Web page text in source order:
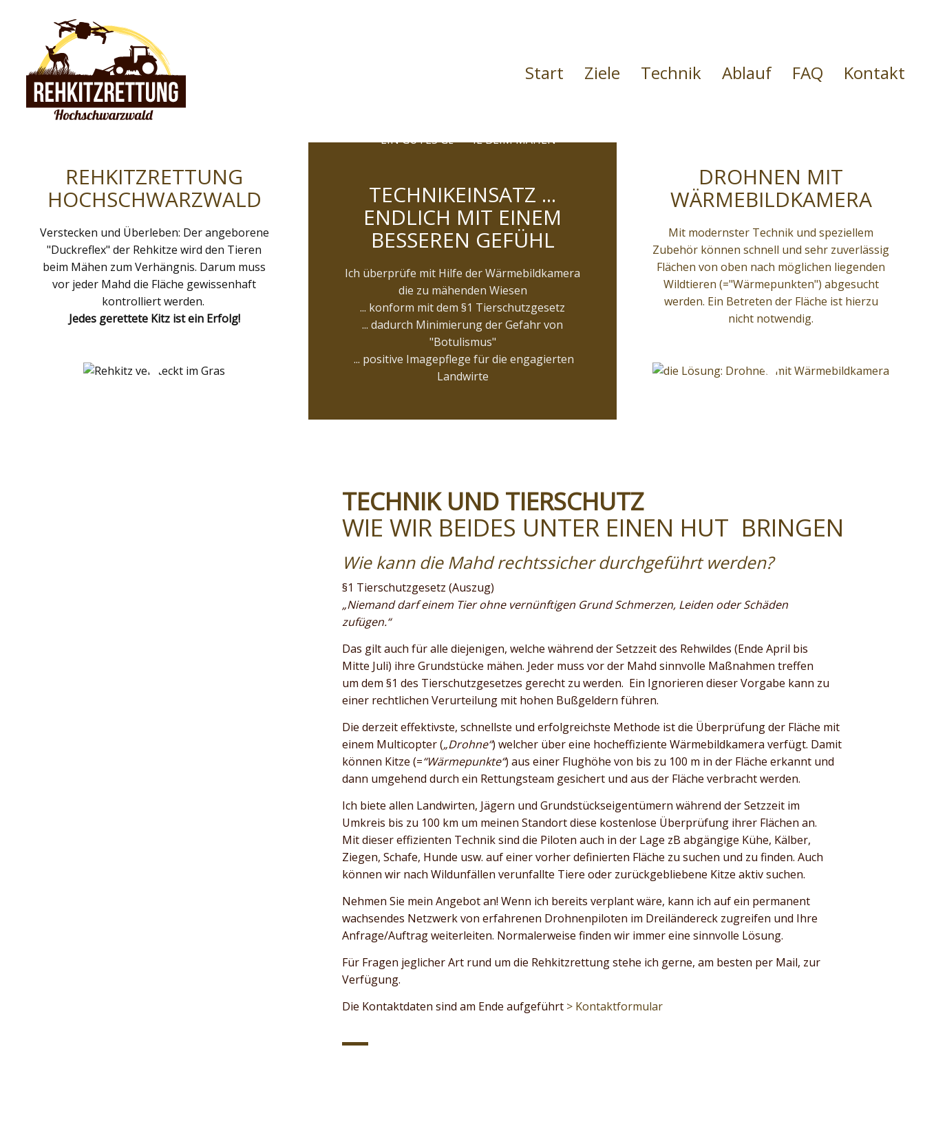
Start Ziele Technik Ablauf FAQ Kontakt
REHKITZRETTUNG
HOCHSCHWARZWALD
Verstecken und Überleben: Der angeborene
"Duckreflex" der Rehkitze wird den Tieren
beim Mähen zum Verhängnis. Darum muss
vor jeder Mahd die Fläche gewissenhaft
kontrolliert werden.
Jedes gerettete Kitz ist ein Erfolg!
DROHNEN MIT
WÄRMEBILDKAMERA
Mit modernster Technik und speziellem
Zubehör können schnell und sehr zuverlässig
Flächen von oben nach möglichen liegenden
Wildtieren (="Wärmepunkten") abgesucht
werden. Ein Betreten der Fläche ist hierzu
nicht notwendig.
TECHNIKEINSATZ ...
ENDLICH MIT EINEM
BESSEREN GEFÜHL
Ich überprüfe mit Hilfe der Wärmebildkamera
die zu mähenden Wiesen
... konform mit dem §1 Tierschutzgesetz
... dadurch Minimierung der Gefahr von
"Botulismus"
... positive Imagepflege für die engagierten
Landwirte
TECHNIK UND TIERSCHUTZ
WIE WIR BEIDES UNTER EINEN HUT BRINGEN
Wie kann die Mahd rechtssicher durchgeführt werden?
§1 Tierschutzgesetz (Auszug)
„Niemand darf einem Tier ohne vernünftigen Grund Schmerzen, Leiden oder Schäden
zufügen.“
Das gilt auch für alle diejenigen, welche während der Setzzeit des Rehwildes (Ende April bis
Mitte Juli) ihre Grundstücke mähen. Jeder muss vor der Mahd sinnvolle Maßnahmen treffen
um dem §1 des Tierschutzgesetzes gerecht zu werden. Ein Ignorieren dieser Vorgabe kann zu
einer rechtlichen Verurteilung mit hohen Bußgeldern führen.
Die derzeit effektivste, schnellste und erfolgreichste Methode ist die Überprüfung der Fläche mit
einem Multicopter („Drohne“) welcher über eine hocheffiziente Wärmebildkamera verfügt. Damit
können Kitze (=“Wärmepunkte“) aus einer Flughöhe von bis zu 100 m in der Fläche erkannt und
dann umgehend durch ein Rettungsteam gesichert und aus der Fläche verbracht werden.
Ich biete allen Landwirten, Jägern und Grundstückseigentümern während der Setzzeit im
Umkreis bis zu 100 km um meinen Standort diese kostenlose Überprüfung ihrer Flächen an.
Mit dieser effizienten Technik sind die Piloten auch in der Lage zB abgängige Kühe, Kälber,
Ziegen, Schafe, Hunde usw. auf einer vorher definierten Fläche zu suchen und zu finden. Auch
können wir nach Wildunfällen verunfallte Tiere oder zurückgebliebene Kitze aktiv suchen.
Nehmen Sie mein Angebot an! Wenn ich bereits verplant wäre, kann ich auf ein permanent
wachsendes Netzwerk von erfahrenen Drohnenpiloten im Dreiländereck zugreifen und Ihre
Anfrage/Auftrag weiterleiten. Normalerweise finden wir immer eine sinnvolle Lösung.
Für Fragen jeglicher Art rund um die Rehkitzrettung stehe ich gerne, am besten per Mail, zur
Verfügung.
Die Kontaktdaten sind am Ende aufgeführt > Kontaktformular